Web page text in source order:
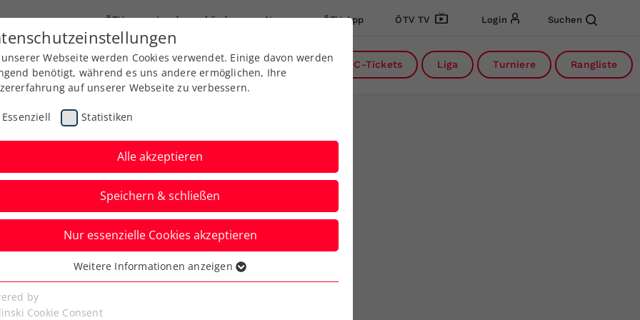
ÖTV Landesverbände News ÖTV App ÖTV TV Login Suchen
Ausbildung Services Über uns DC-Tickets Liga Turniere Rangliste
LAYJET-OPEN:
1
Webseite werden Cookies verwendet. Einige davon werden
benötigt, während es uns andere ermöglichen, Ihre
auf unserer Webseite zu verbessern.
Essenziell Statistiken
Alle akzeptieren
Speichern & schließen
Nur essenzielle Cookies akzeptieren
Cookies werden für grundlegende Funktionen der
benötigt. Dadurch ist gewährleistet, dass die Webseite
Weitere Informationen anzeigen
by
Cookie Consent